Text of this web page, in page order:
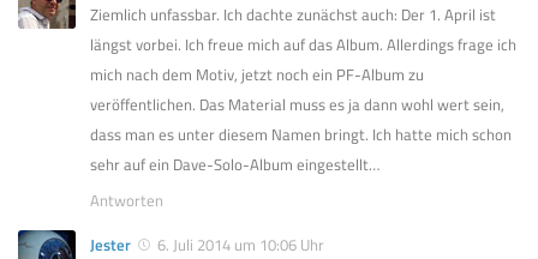
Ziemlich unfassbar. Ich dachte zunächst auch: Der 1. April ist
längst vorbei. Ich freue mich auf das Album. Allerdings frage ich
mich nach dem Motiv, jetzt noch ein PF-Album zu
veröffentlichen. Das Material muss es ja dann wohl wert sein,
dass man es unter diesem Namen bringt. Ich hatte mich schon
sehr auf ein Dave-Solo-Album eingestellt…
Antworten
Jester
6. Juli 2014 um 10:06 Uhr